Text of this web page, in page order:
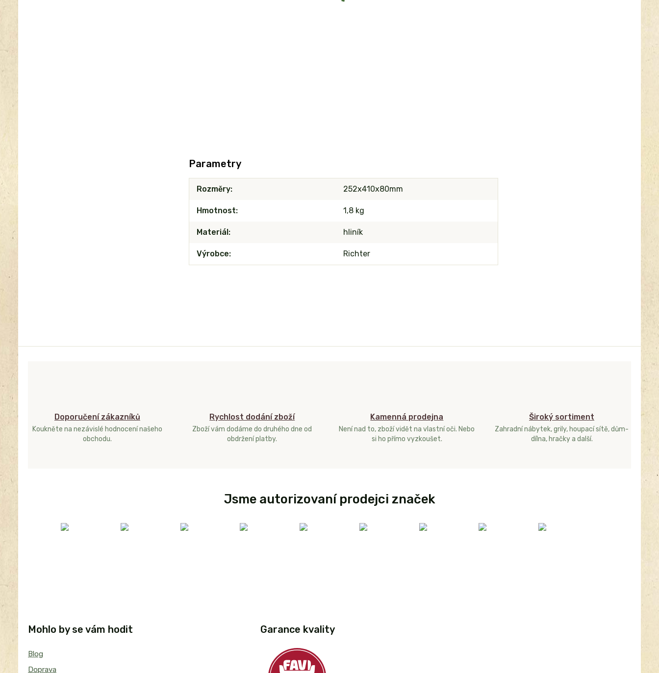
Parametry
Rozměry 252x410x80mm
Hmotnost 1,8 kg
Materiál hliník
Výrobce Richter
Doporučení zákazníků
Koukněte na nezávislé hodnocení našeho
obchodu.
Rychlost dodání zboží
Zboží vám dodáme do druhého dne od
obdržení platby.
Kamenná prodejna
Není nad to, zboží vidět na vlastní oči. Nebo
si ho přímo vyzkoušet.
Široký sortiment
Zahradní nábytek, grily, houpací sítě, dům-
dílna, hračky a další.
Jsme autorizovaní prodejci značek
Mohlo by se vám hodit
Blog
Doprava
Garance kvality